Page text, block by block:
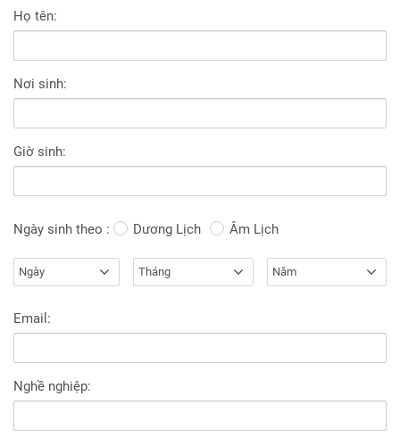
Họ tên:
Nơi sinh:
Giờ sinh:
Ngày sinh theo : Dương Lịch Âm Lịch
Ngày Tháng Năm
Email:
Nghề nghiệp: